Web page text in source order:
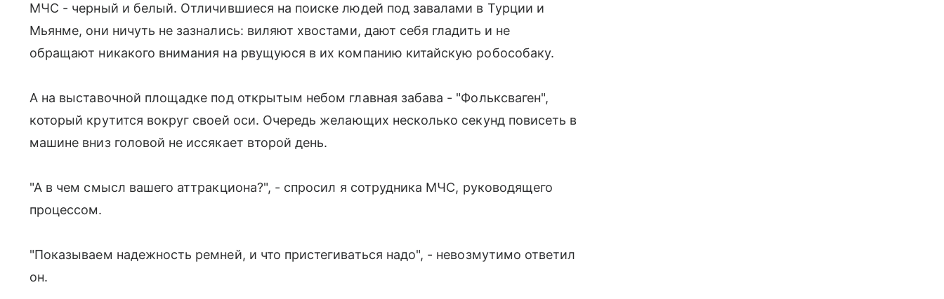
МЧС - черный и белый. Отличившиеся на поиске людей под завалами в Турции и
Мьянме, они ничуть не зазнались: виляют хвостами, дают себя гладить и не
обращают никакого внимания на рвущуюся в их компанию китайскую робособаку.
А на выставочной площадке под открытым небом главная забава - "Фольксваген",
который крутится вокруг своей оси. Очередь желающих несколько секунд повисеть в
машине вниз головой не иссякает второй день.
"А в чем смысл вашего аттракциона?", - спросил я сотрудника МЧС, руководящего
процессом.
"Показываем надежность ремней, и что пристегиваться надо", - невозмутимо ответил
он.